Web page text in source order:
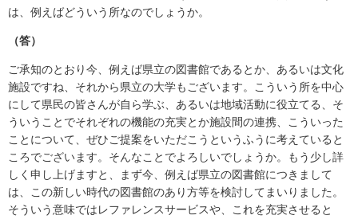
は、例えばどういう所なのでしょうか。
（答）
ご承知のとおり今、例えば県立の図書館であるとか、あるいは文化
施設ですね、それから県立の大学もございます。こういう所を中心
にして県民の皆さんが自ら学ぶ、あるいは地域活動に役立てる、そ
ういうことでそれぞれの機能の充実とか施設間の連携、こういった
ことについて、ぜひご提案をいただこうというふうに考えていると
ころでございます。そんなことでよろしいでしょうか。もう少し詳
しく申し上げますと、まず今、例えば県立の図書館につきまして
は、この新しい時代の図書館のあり方等を検討してまいりました。
そういう意味ではレファレンスサービスや、これを充実させると